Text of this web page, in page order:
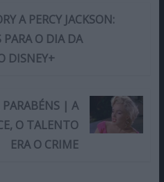
A PERCY JACKSON:
PARA O DIA DA
DISNEY+
| A
O TALENTO
ERA O CRIME